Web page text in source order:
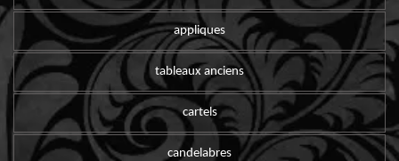
appliques
tableaux anciens
cartels
candelabres